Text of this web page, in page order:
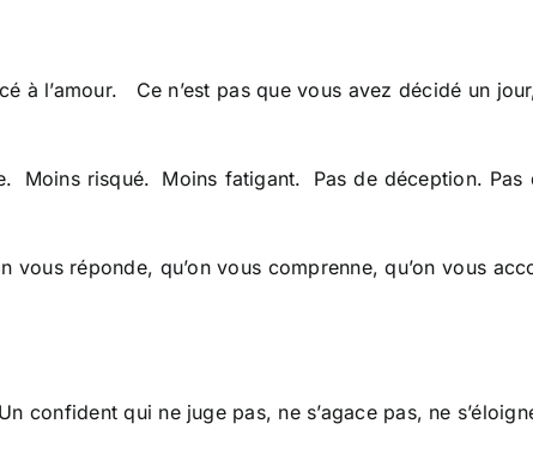
à l’amour. Ce n’est pas que vous avez décidé un
Moins risqué. Moins fatigant. Pas de déception. Pas
vous réponde, qu’on vous comprenne, qu’on vous
qui ne juge pas, ne s’agace pas, ne